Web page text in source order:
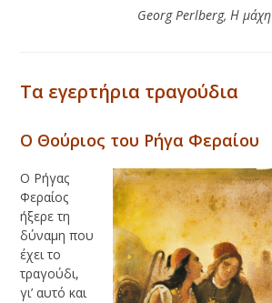
Georg Perlberg, Η μάχη
Τα εγερτήρια τραγούδια
Ο Θούριος του Ρήγα Φεραίου
Ο Ρήγας
Φεραίος
ήξερε τη
δύναμη που
έχει το
τραγούδι,
γι’ αυτό και